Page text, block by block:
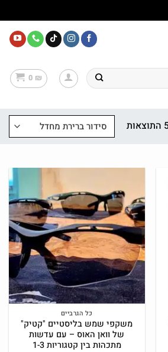
0 ₪
כל הגרביים
משקפי שמש בליסטיים "קטיק"
של וואן האוס – עם עדשות
מתכהות בין קטגוריות 1-3